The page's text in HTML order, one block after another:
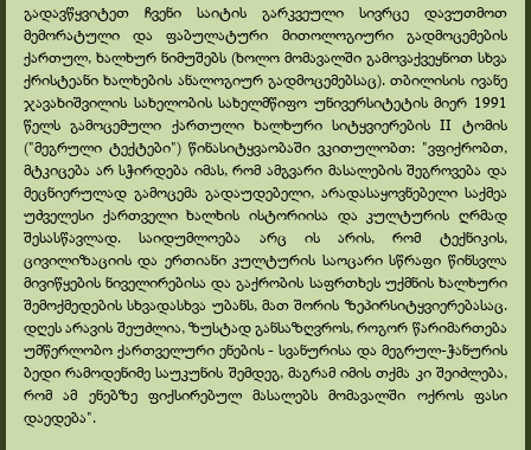
გადავწყვიტეთ ჩვენი საიტის გარკვეული სივრცე დავუთმოთ
მემორატული და ფაბულატური მითოლოგიური გადმოცემების
ქართულ, ხალხურ ნიმუშებს (ხოლო მომავალში გამოვაქვეყნოთ სხვა
ქრისტეანი ხალხების ანალოგიურ გადმოცემებსაც). თბილისის ივანე
ჯავახიშვილის სახელობის სახელმწიფო უნივერსიტეტის მიერ 1991
წელს გამოცემული ქართული ხალხური სიტყვიერების II ტომის
("მეგრული ტექტები") წინასიტყვაობაში ვკითულობთ: "ვფიქრობთ,
მტკიცება არ სჭირდება იმას, რომ ამგვარი მასალების შეგროვება და
მეცნიერულად გამოცემა გადაუდებელი, არადასაყოვნებელი საქმეა
უძველესი ქართველი ხალხის ისტორიისა და კულტურის ღრმად
შესასწავლად. საიდუმლოება არც ის არის, რომ ტექნიკის,
ცივილიზაციის და ერთიანი კულტურის საოცარი სწრაფი წინსვლა
მივიწყების ნიველირებისა და გაქრობის საფრთხეს უქმნის ხალხური
შემოქმედების სხვადასხვა უბანს, მათ შორის ზეპირსიტყვიერებასაც.
დღეს არავის შეუძლია, ზუსტად განსაზღვროს, როგორ წარიმართება
უმწერლობო ქართველური ენების -სვანურისა და მეგრულ-ჭანურის
ბედი რამოდენიმე საუკუნის შემდეგ, მაგრამ იმის თქმა კი შეიძლება,
რომ ამ ენებზე ფიქსირებულ მასალებს მომავალში ოქროს ფასი
დაედება".